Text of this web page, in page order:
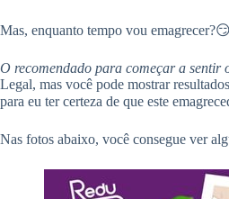
Mas, enquanto tempo vou emagrecer?😏
O recomendado para começar a sentir
Legal, mas você pode mostrar
para eu ter certeza de que este
Nas fotos abaixo, você consegue ver